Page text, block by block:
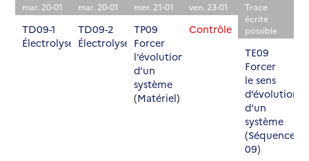
mar. 20-01
TD09-1
Électrolyses
mar. 20-01
TD09-2
Électrolyses
mer. 21-01
TP09
Forcer
l’évolution
d’un
système
(Matériel)
ven. 23-01
Contrôle
Trace
écrite
possible
TE09
Forcer
le sens
d’évolution
d’un
système
(Séquence
09)